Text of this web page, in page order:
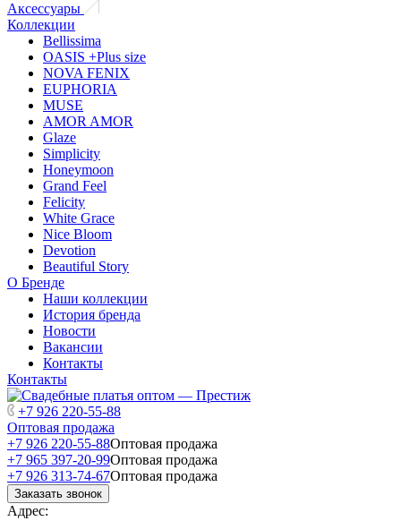
Аксессуары
Коллекции
Bellissima
OASIS +Plus size
NOVA FENIX
EUPHORIA
MUSE
AMOR AMOR
Glaze
Simplicity
Honeymoon
Grand Feel
Felicity
White Grace
Nice Bloom
Devotion
Beautiful Story
О Бренде
Наши коллекции
История бренда
Новости
Вакансии
Контакты
Контакты
+7 926 220-55-88
Оптовая продажа
+7 926 220-55-88Оптовая продажа
+7 965 397-20-99Оптовая продажа
+7 926 313-74-67Оптовая продажа
Заказать звонок
Адрес: